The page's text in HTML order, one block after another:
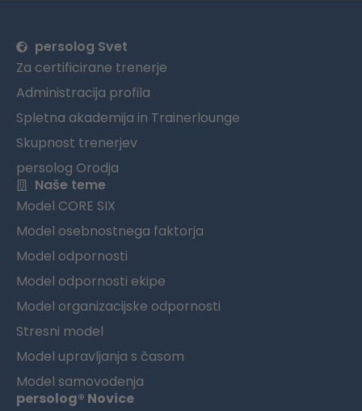
persolog Svet
Za certificirane trenerje
Administracija profila
Spletna akademija in Trainerlounge
Skupnost trenerjev
persolog Orodja
Naše teme
Model CORE SIX
Model osebnostnega faktorja
Model odpornosti
Model odpornosti ekipe
Model organizacijske odpornosti
Stresni model
Model upravljanja s časom
Model samovodenja
persolog® Novice